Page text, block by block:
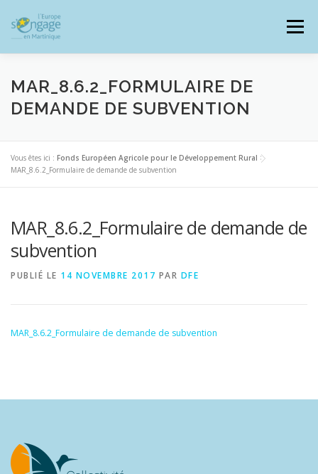
contenu
Menu
RESSOURCES DOCUMENTAIRES
MAR_8.6.2_FORMULAIRE DE
DEMANDE DE SUBVENTION
Vous êtes ici : Fonds Européen Agricole pour le Développement Rural >
MAR_8.6.2_Formulaire de demande de subvention
MAR_8.6.2_Formulaire de demande de
subvention
PUBLIÉ LE 14 NOVEMBRE 2017 PAR DFE
MAR_8.6.2_Formulaire de demande de subvention